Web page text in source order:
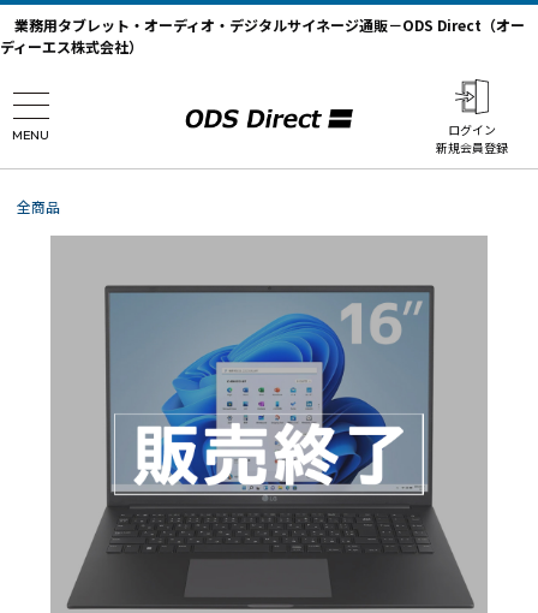
業務用タブレット・オーディオ・デジタルサイネージ通販－ODS Direct（オー
ディーエス株式会社）
MENU
ログイン
新規会員登録
全商品